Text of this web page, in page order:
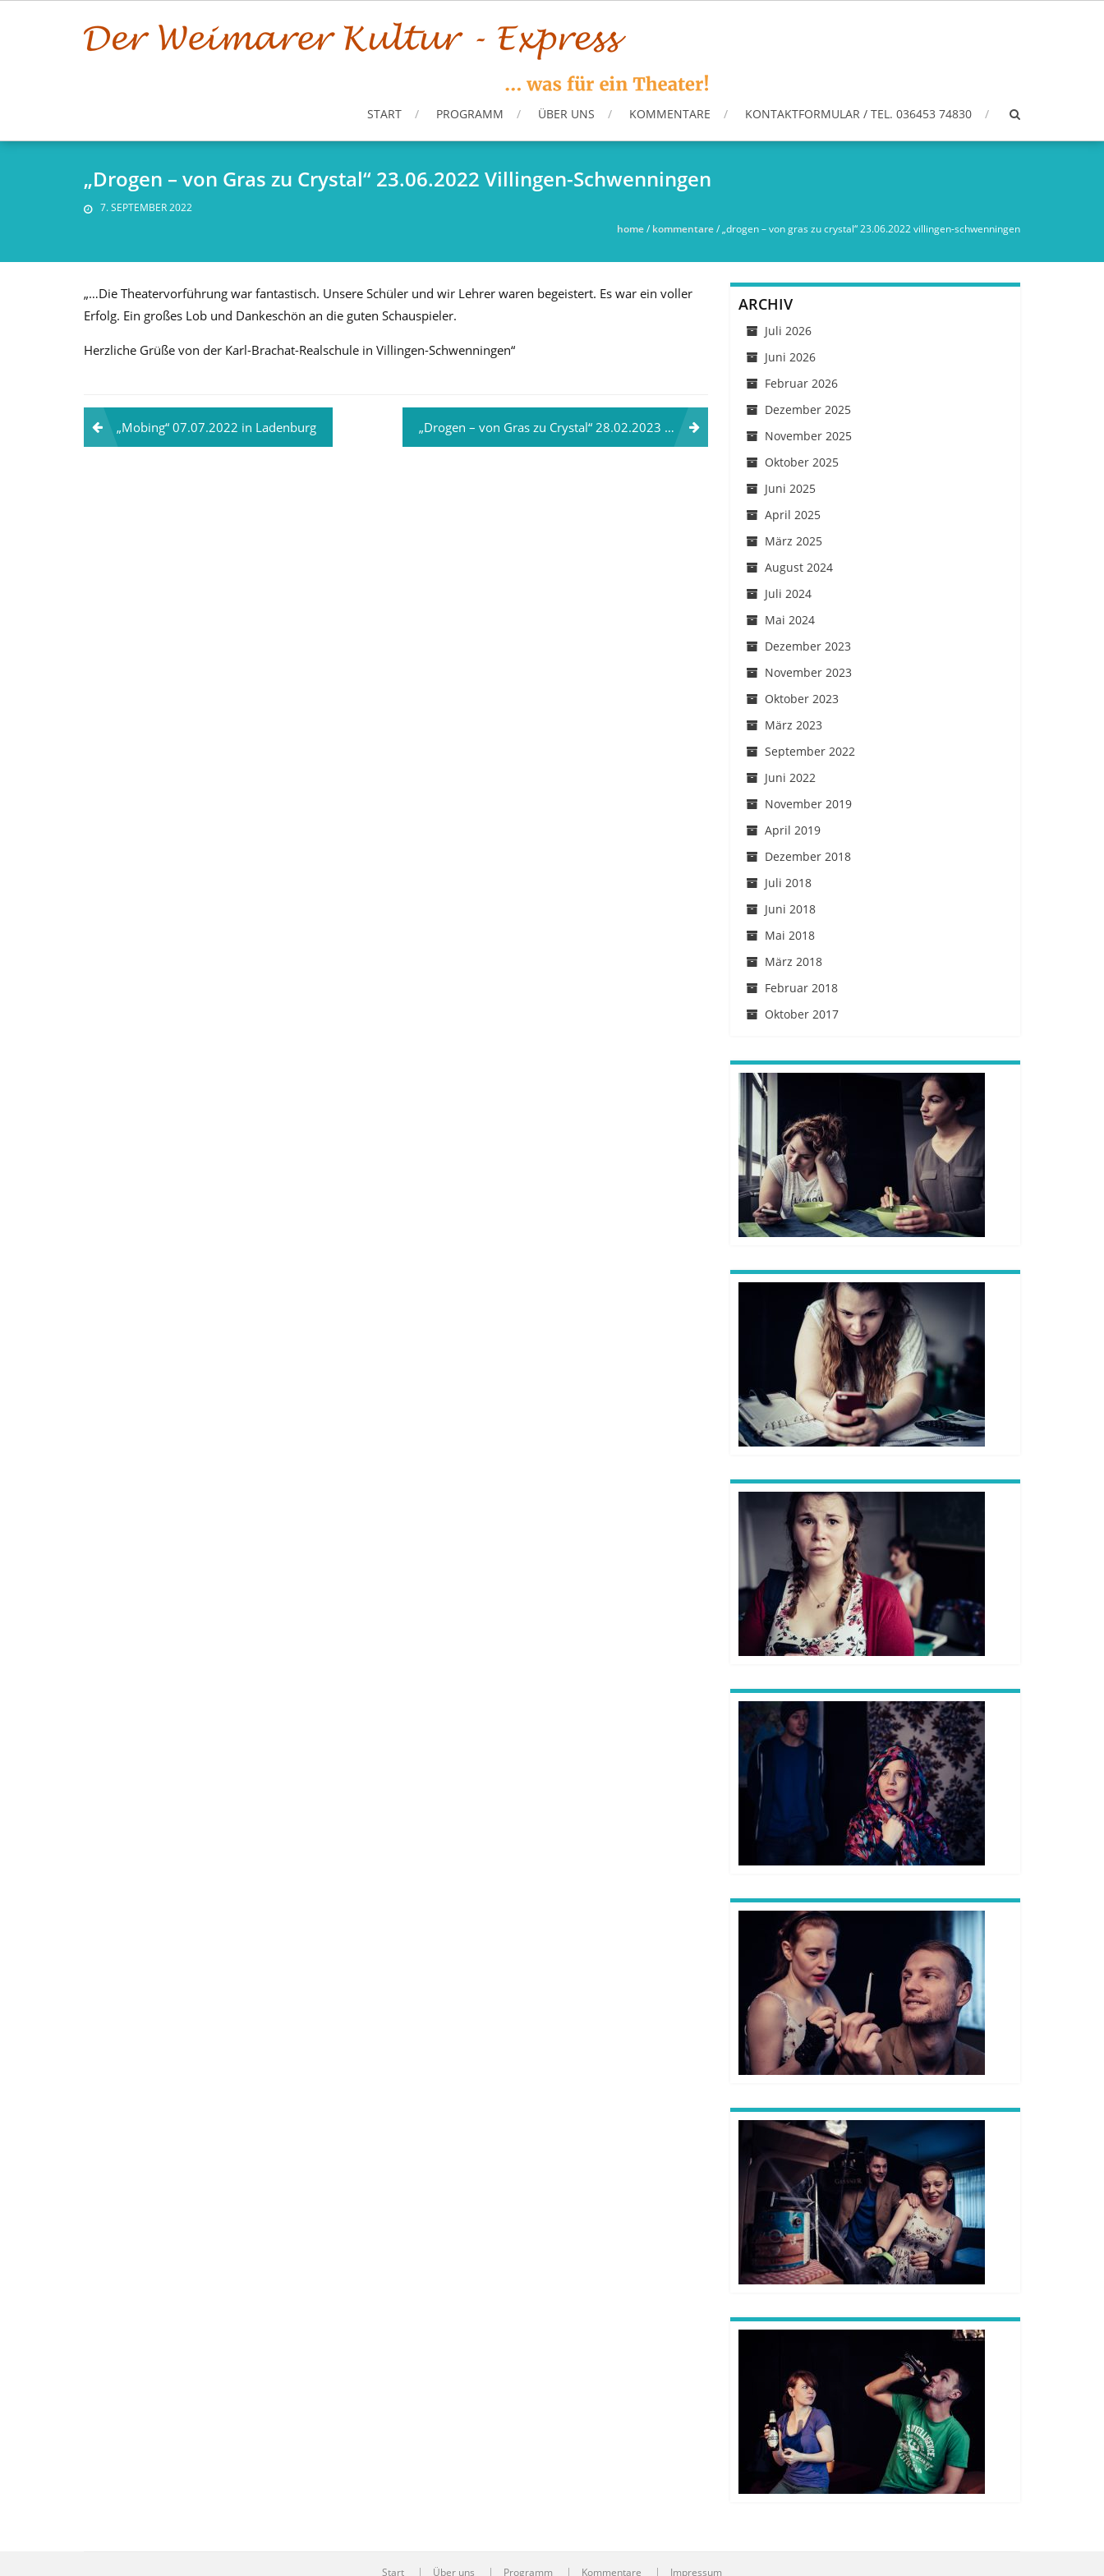
START PROGRAMM ÜBER UNS KOMMENTARE KONTAKTFORMULAR / TEL. 036453 74830
„Drogen – von Gras zu Crystal“ 23.06.2022 Villingen-Schwenningen
7. SEPTEMBER 2022
home/kommentare/„drogen – von gras zu crystal“ 23.06.2022 villingen-schwenningen
„…Die Theatervorführung war fantastisch. Unsere Schüler und wir Lehrer waren begeistert. Es war ein voller
Erfolg. Ein großes Lob und Dankeschön an die guten Schauspieler.
Herzliche Grüße von der Karl-Brachat-Realschule in Villingen-Schwenningen“
Beitragsnavigation
„Mobing“ 07.07.2022 in Ladenburg „Drogen – von Gras zu Crystal“ 28.02.2023 Kassel
ARCHIV
Juli 2026
Juni 2026
Februar 2026
Dezember 2025
November 2025
Oktober 2025
Juni 2025
April 2025
März 2025
August 2024
Juli 2024
Mai 2024
Dezember 2023
November 2023
Oktober 2023
März 2023
September 2022
Juni 2022
November 2019
April 2019
Dezember 2018
Juli 2018
Juni 2018
Mai 2018
März 2018
Februar 2018
Oktober 2017
Start Über uns Programm Kommentare Impressum